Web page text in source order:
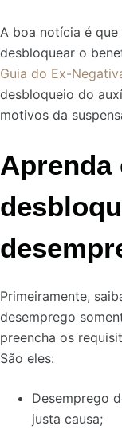
A boa notícia é que
desbloquear o
Guia do Ex-
desbloqueio do
motivos da
Aprenda
Primeiramente,
desemprego
preencha os
São eles:
Desemprego
justa causa;